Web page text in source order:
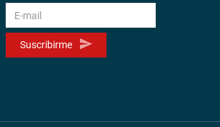
Suscribirme